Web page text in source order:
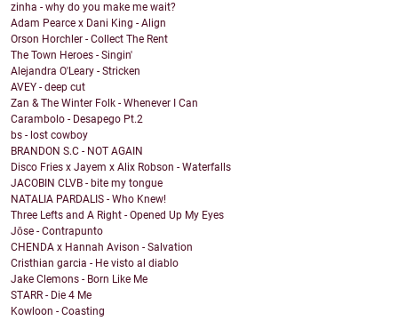
zinha - why do you make me wait?
Adam Pearce x Dani King - Align
Orson Horchler - Collect The Rent
The Town Heroes - Singin'
Alejandra O'Leary - Stricken
AVEY - deep cut
Zan & The Winter Folk - Whenever I Can
Carambolo - Desapego Pt.2
bs - lost cowboy
BRANDON S.C - NOT AGAIN
Disco Fries x Jayem x Alix Robson - Waterfalls
JACOBIN CLVB - bite my tongue
NATALIA PARDALIS - Who Knew!
Three Lefts and A Right - Opened Up My Eyes
Jōse - Contrapunto
CHENDA x Hannah Avison - Salvation
Cristhian garcia - He visto al diablo
Jake Clemons - Born Like Me
STARR - Die 4 Me
Kowloon - Coasting